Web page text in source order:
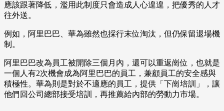
應該跟著降低，濫用此制度只會造成人心遑遑，把優秀的人才
往外送。
例如，阿里巴巴、華為雖然也採行末位淘汰，但仍保留退場機
制。
阿里巴巴改為員工被開除三個月內，還可以重返崗位，也就是
一個人有2次機會成為阿里巴巴的員工，兼顧員工的安全感與
積極性。華為則是對於不適應的員工，提供「下崗培訓」，讓
他們回公司總部接受培訓，再推薦給內部的勞動力市場。